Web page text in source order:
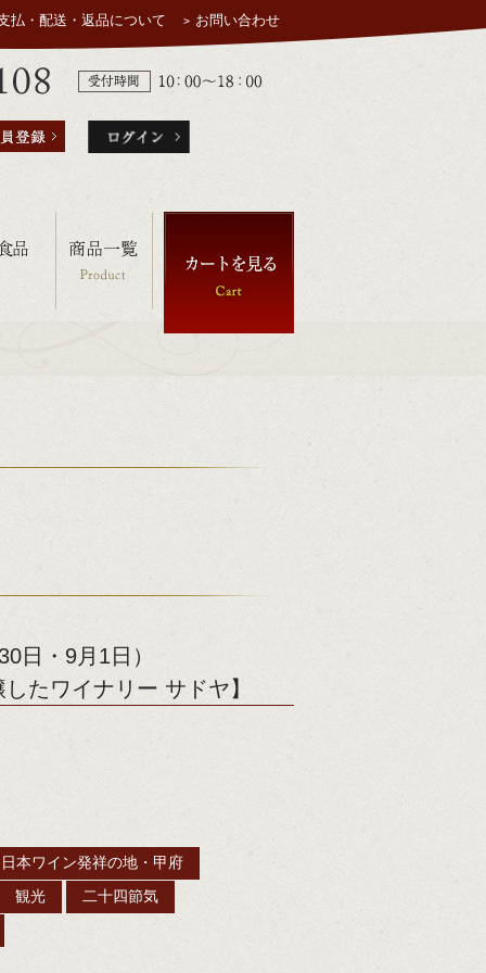
払・配送・返品について お問い合わせ
日・9月1日）
たワイナリー サドヤ】
日本ワイン発祥の地・甲府
観光 二十四節気